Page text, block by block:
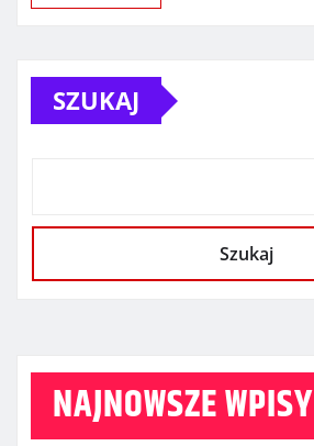
SZUKAJ
Szukaj
NAJNOWSZE WPISY